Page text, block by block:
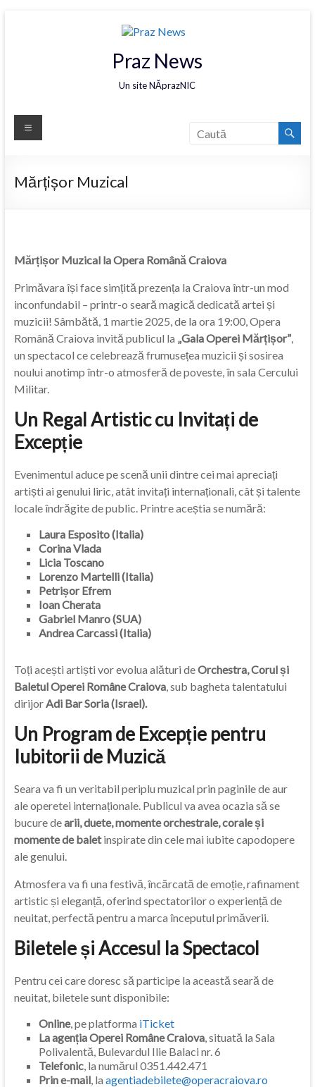
Praz News
Un site NĂprazNIC
Mărțișor Muzical
Mărțișor Muzical la Opera Română Craiova
Primăvara își face simțită prezența la Craiova într-un mod
inconfundabil – printr-o seară magică dedicată artei și
muzicii! Sâmbătă, 1 martie 2025, de la ora 19:00, Opera
Română Craiova invită publicul la „Gala Operei Mărțișor”,
un spectacol ce celebrează frumusețea muzicii și sosirea
noului anotimp într-o atmosferă de poveste, în sala Cercului
Militar.
Un Regal Artistic cu Invitați de
Excepție
Evenimentul aduce pe scenă unii dintre cei mai apreciați
artiști ai genului liric, atât invitați internaționali, cât și talente
locale îndrăgite de public. Printre aceștia se numără:
Laura Esposito (Italia)
Corina Vlada
Licia Toscano
Lorenzo Martelli (Italia)
Petrișor Efrem
Ioan Cherata
Gabriel Manro (SUA)
Andrea Carcassi (Italia)
Toți acești artiști vor evolua alături deOrchestra, Corul și
Baletul Operei Române Craiova, sub bagheta talentatului
dirijorAdi Bar Soria (Israel).
Un Program de Excepție pentru
Iubitorii de Muzică
Seara va fi un veritabil periplu muzical prin paginile de aur
ale operetei internaționale. Publicul va avea ocazia să se
bucure dearii, duete, momente orchestrale, corale și
momente de baletinspirate din cele mai iubite capodopere
ale genului.
Atmosfera va fi una festivă, încărcată de emoție, rafinament
artistic și eleganță, oferind spectatorilor o experiență de
neuitat, perfectă pentru a marca începutul primăverii.
Biletele și Accesul la Spectacol
Pentru cei care doresc să participe la această seară de
neuitat, biletele sunt disponibile:
Online, pe platforma iTicket
La agenția Operei Române Craiova, situată la Sala
Polivalentă, Bulevardul Ilie Balaci nr. 6
Telefonic, la numărul 0351.442.471
Prin e-mail, la agentiadebilete@operacraiova.ro